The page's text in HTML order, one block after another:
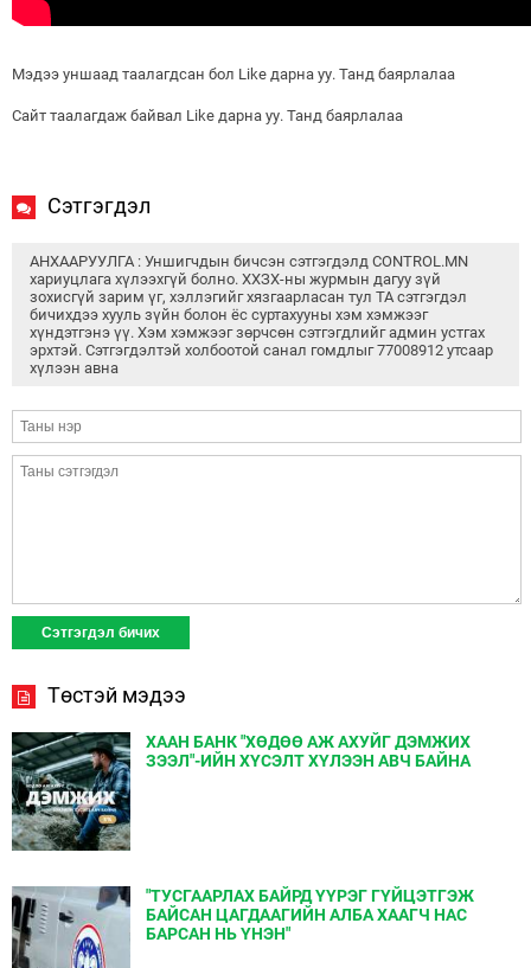
Мэдээ уншаад таалагдсан бол Like дарна уу. Танд баярлалаа
Сайт таалагдаж байвал Like дарна уу. Танд баярлалаа
Сэтгэгдэл
АНХААРУУЛГА : Уншигчдын бичсэн сэтгэгдэлд CONTROL.MN
хариуцлага хүлээхгүй болно. ХХЗХ-ны журмын дагуу зүй
зохисгүй зарим үг, хэллэгийг хязгаарласан тул ТА сэтгэгдэл
бичихдээ хууль зүйн болон ёс суртахууны хэм хэмжээг
хүндэтгэнэ үү. Хэм хэмжээг зөрчсөн сэтгэгдлийг админ устгах
эрхтэй. Сэтгэгдэлтэй холбоотой санал гомдлыг 77008912 утсаар
хүлээн авна
Төстэй мэдээ
ХААН БАНК "ХӨДӨӨ АЖ АХУЙГ ДЭМЖИХ
ЗЭЭЛ"-ИЙН ХҮСЭЛТ ХҮЛЭЭН АВЧ БАЙНА
"ТУСГААРЛАХ БАЙРД ҮҮРЭГ ГҮЙЦЭТГЭЖ
БАЙСАН ЦАГДААГИЙН АЛБА ХААГЧ НАС
БАРСАН НЬ ҮНЭН"